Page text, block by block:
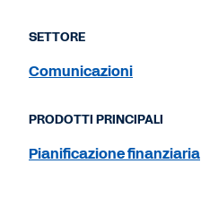
SETTORE
Comunicazioni
PRODOTTI PRINCIPALI
Pianificazione finanziaria